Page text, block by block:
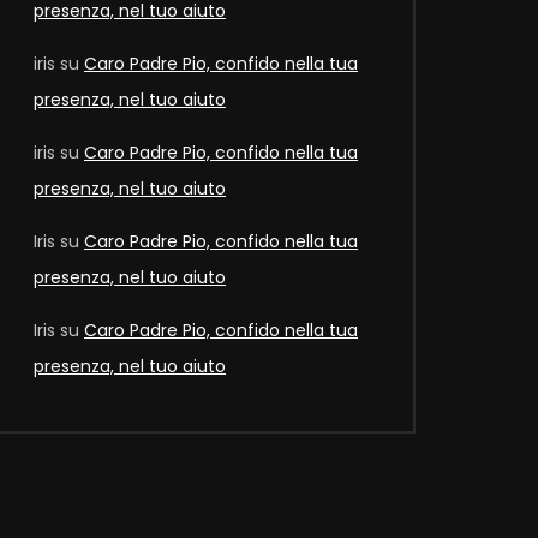
presenza, nel tuo aiuto
iris su Caro Padre Pio, confido nella tua
presenza, nel tuo aiuto
iris su Caro Padre Pio, confido nella tua
presenza, nel tuo aiuto
Iris su Caro Padre Pio, confido nella tua
presenza, nel tuo aiuto
Iris su Caro Padre Pio, confido nella tua
presenza, nel tuo aiuto